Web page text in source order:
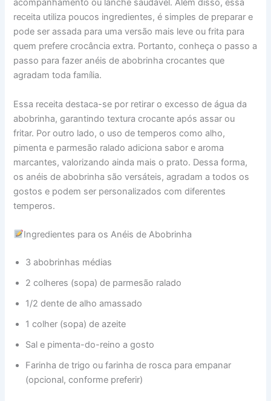
acompanhamento ou lanche saudável. Além disso, essa
receita utiliza poucos ingredientes, é simples de preparar e
pode ser assada para uma versão mais leve ou frita para
quem prefere crocância extra. Portanto, conheça o passo a
passo para fazer anéis de abobrinha crocantes que
agradam toda família.
Essa receita destaca-se por retirar o excesso de água da
abobrinha, garantindo textura crocante após assar ou
fritar. Por outro lado, o uso de temperos como alho,
pimenta e parmesão ralado adiciona sabor e aroma
marcantes, valorizando ainda mais o prato. Dessa forma,
os anéis de abobrinha são versáteis, agradam a todos os
gostos e podem ser personalizados com diferentes
temperos.
Ingredientes para os Anéis de Abobrinha
3 abobrinhas médias
2 colheres (sopa) de parmesão ralado
1/2 dente de alho amassado
1 colher (sopa) de azeite
Sal e pimenta-do-reino a gosto
Farinha de trigo ou farinha de rosca para empanar
(opcional, conforme preferir)